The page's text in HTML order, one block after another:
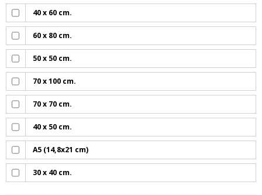
40 x 60 cm.
60 x 80 cm.
50 x 50 cm.
70 x 100 cm.
70 x 70 cm.
40 x 50 cm.
A5 (14,8x21 cm)
30 x 40 cm.